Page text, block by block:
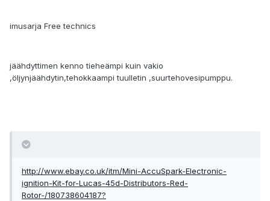
imusarja Free technics
jäähdyttimen kenno tieheämpi kuin vakio
,öljynjäähdytin,tehokkaampi tuulletin ,suurtehovesipumppu.
http://www.ebay.co.uk/itm/Mini-AccuSpark-Electronic-
ignition-Kit-for-Lucas-45d-Distributors-Red-
Rotor-/180738604187?